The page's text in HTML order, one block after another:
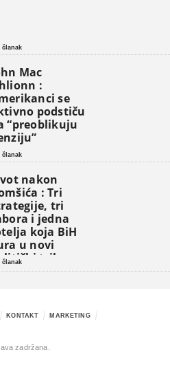
članak
Mac
:
se
podstiču
“preoblikuju
članak
nakon
: Tri
tri
i jedna
koja BiH
u novi
triler
članak
KONTAKT
MARKETING
zadržana.